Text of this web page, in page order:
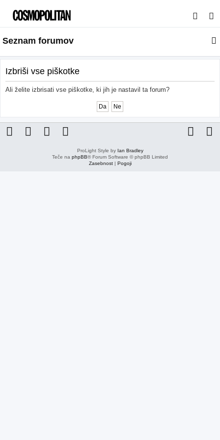
s
a
j
Seznam forumov
Izbriši vse piškotke
Ali želite izbrisati vse piškotke, ki jih je nastavil ta forum?
ProLight Style by Ian Bradley
Teče na phpBB® Forum Software © phpBB Limited
Zasebnost| Pogoji